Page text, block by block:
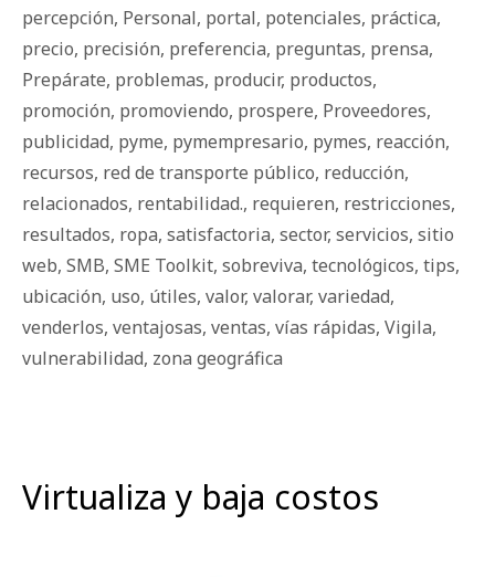
percepción, Personal, portal, potenciales, práctica,
precio, precisión, preferencia, preguntas, prensa,
Prepárate, problemas, producir, productos,
promoción, promoviendo, prospere, Proveedores,
publicidad, pyme, pymempresario, pymes, reacción,
recursos, red de transporte público, reducción,
relacionados, rentabilidad., requieren, restricciones,
resultados, ropa, satisfactoria, sector, servicios, sitio
web, SMB, SME Toolkit, sobreviva, tecnológicos, tips,
ubicación, uso, útiles, valor, valorar, variedad,
venderlos, ventajosas, ventas, vías rápidas, Vigila,
vulnerabilidad, zona geográfica
Virtualiza y baja costos